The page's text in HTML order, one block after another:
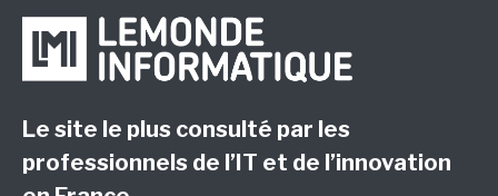
Le site le plus consulté par les
professionnels de l’IT et de l’innovation